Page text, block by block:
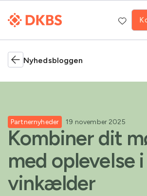
Nyhedsbloggen
Partnernyheder 19 november 2025
Kombiner dit
med oplevelse i
vinkælder